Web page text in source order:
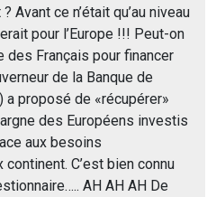
Avant ce n’était qu’au niveau
pour l’Europe !!! Peut-on
des Français pour financer
de la Banque de
a proposé de «récupérer»
des Européens investis
aux besoins
C’est bien connu
AH AH AH De